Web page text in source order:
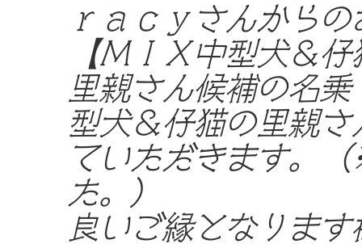
ｒａｃｙさんから
【ＭＩＸ中型犬＆
里親さん候補の名
型犬＆仔猫の里親
ていただきます。
た。）
良いご縁となります